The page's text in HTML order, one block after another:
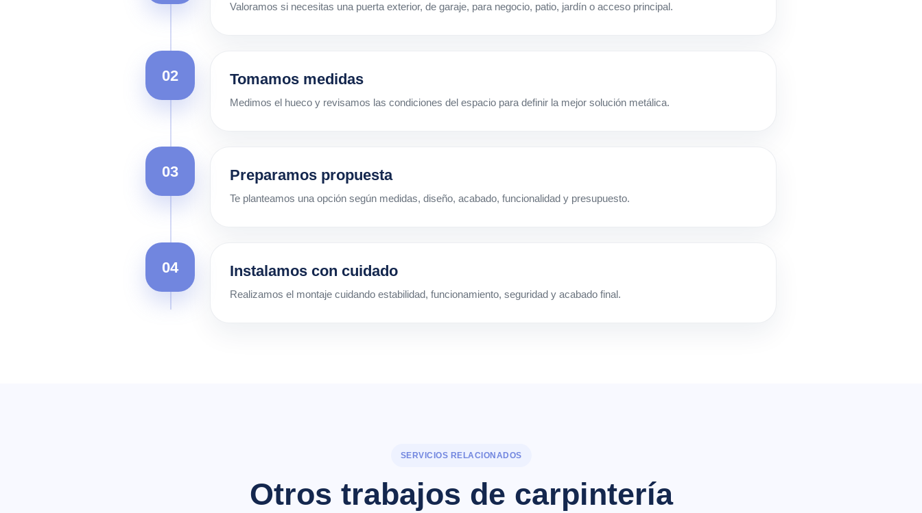
Valoramos si necesitas una puerta exterior, de garaje, para negocio, patio, jardín o acceso principal.
02 Tomamos medidas
Medimos el hueco y revisamos las condiciones del espacio para definir la mejor solución metálica.
03 Preparamos propuesta
Te planteamos una opción según medidas, diseño, acabado, funcionalidad y presupuesto.
04 Instalamos con cuidado
Realizamos el montaje cuidando estabilidad, funcionamiento, seguridad y acabado final.
SERVICIOS RELACIONADOS
Otros trabajos de carpintería